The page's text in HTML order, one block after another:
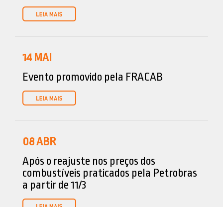
14 MAI
Evento promovido pela FRACAB
08ABR
Após o reajuste nos preços dos
combustíveis praticados pela Petrobras
a partir de 11/3